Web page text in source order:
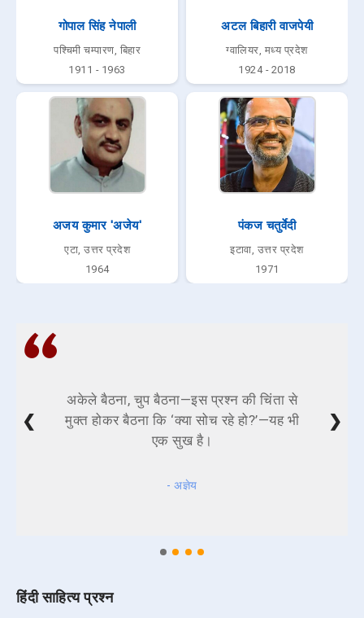
गोपाल सिंह नेपाली
पश्चिमी चम्पारण, बिहार
1911 - 1963
अटल बिहारी वाजपेयी
ग्वालियर, मध्य प्रदेश
1924 - 2018
अजय कुमार 'अजेय'
एटा, उत्तर प्रदेश
1964
पंकज चतुर्वेदी
इटावा, उत्तर प्रदेश
1971
अकेले बैठना, चुप बैठना—इस प्रश्न की चिंता से
मुक्त होकर बैठना कि ‘क्या सोच रहे हो?’—यह भी
एक सुख है।
- अज्ञेय
❮ ❯
हिंदी साहित्य प्रश्न